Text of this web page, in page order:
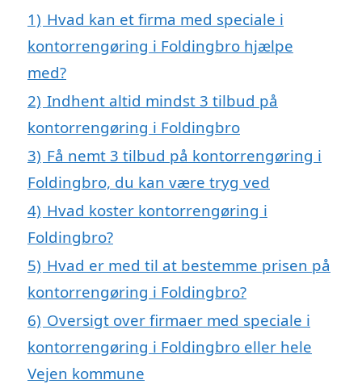
1) Hvad kan et firma med speciale i
kontorrengøring i Foldingbro hjælpe
med?
2) Indhent altid mindst 3 tilbud på
kontorrengøring i Foldingbro
3) Få nemt 3 tilbud på kontorrengøring i
Foldingbro, du kan være tryg ved
4) Hvad koster kontorrengøring i
Foldingbro?
5) Hvad er med til at bestemme prisen på
kontorrengøring i Foldingbro?
6) Oversigt over firmaer med speciale i
kontorrengøring i Foldingbro eller hele
Vejen kommune